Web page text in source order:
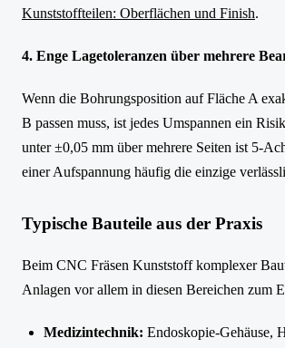
Kunststoffteilen: Oberflächen und Finish.
4. Enge Lagetoleranzen über mehrere
Wenn die Bohrungsposition auf Fläche A
B passen muss, ist jedes Umspannen ein
unter ±0,05 mm über mehrere Seiten ist 5-
einer Aufspannung häufig die einzige
Typische Bauteile aus der Praxis
Beim CNC Fräsen Kunststoff komplexer
Anlagen vor allem in diesen Bereichen zum
Medizintechnik: Endoskopie-Gehäuse,